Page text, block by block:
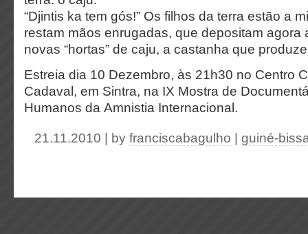
“Djintis ka tem gós!” Os filhos da terra estão a
restam mãos enrugadas, que depositam agora
novas “hortas” de caju, a castanha que
Estreia dia 10 Dezembro, às 21h30 no Centro
Cadaval , em Sintra, na IX Mostra de
Humanos da Amnistia Internacional .
21.11.2010 | by franciscabagulho guiné-